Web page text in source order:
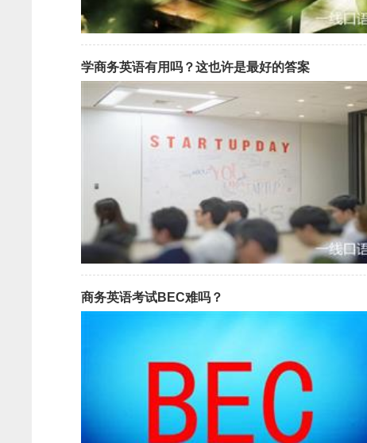
学商务英语有用吗？这也许是最好的答案
商务英语考试BEC难吗？